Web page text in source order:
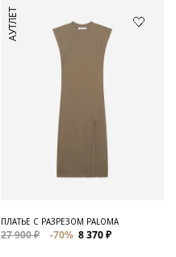
АУТЛЕТ
ПЛАТЬЕ С РАЗРЕЗОМ PALOMA
27 900 ₽ -70% 8 370 ₽